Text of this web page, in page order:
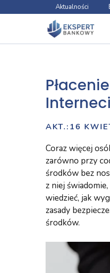
Aktualności
AKT.: 16
Coraz więcej
zarówno przy
środków bez
z niej
wiedzieć, jak
zasady
środków.